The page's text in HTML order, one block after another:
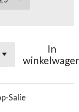
In
Salie